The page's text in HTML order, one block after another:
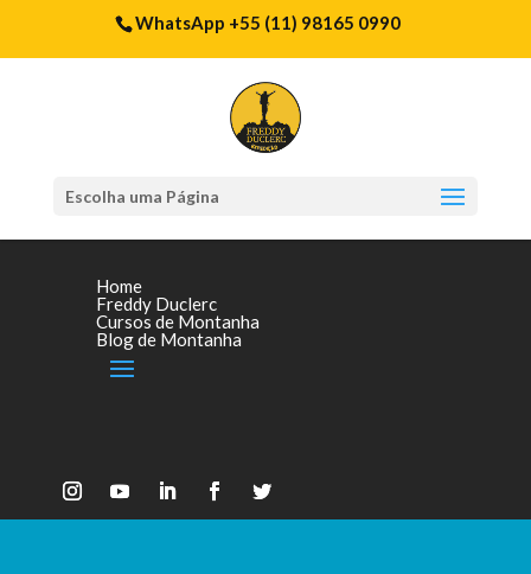
WhatsApp +55 (11) 98165 0990
Escolha uma Página
Home
Freddy Duclerc
Cursos de Montanha
Blog de Montanha